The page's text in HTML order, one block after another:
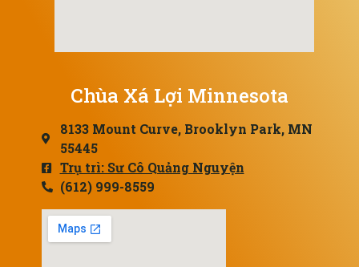
Chùa Xá Lợi Minnesota
8133 Mount Curve, Brooklyn Park, MN
55445
Trụ trì: Sư Cô Quảng Nguyện
(612) 999-8559